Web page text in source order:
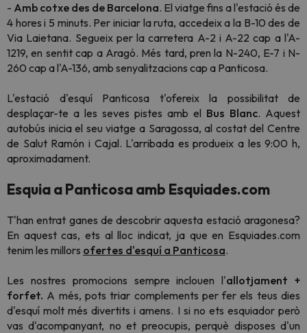
- Amb cotxe des de Barcelona. El viatge fins a l'estació és de
4 hores i 5 minuts. Per iniciar la ruta, accedeix a la B-10 des de
Via Laietana. Segueix per la carretera A-2 i A-22 cap a l'A-
1219, en sentit cap a Aragó. Més tard, pren la N-240, E-7 i N-
260 cap a l'A-136, amb senyalitzacions cap a Panticosa.
L'estació d'esquí Panticosa t'ofereix la possibilitat de
desplaçar-te a les seves pistes amb el Bus Blanc. Aquest
autobús inicia el seu viatge a Saragossa, al costat del Centre
de Salut Ramón i Cajal. L'arribada es produeix a les 9:00 h,
aproximadament.
Esquia a Panticosa amb Esquiades.com
T'han entrat ganes de descobrir aquesta estació aragonesa?
En aquest cas, ets al lloc indicat, ja que en Esquiades.com
tenim les millors ofertes d'esquí a Panticosa.
Les nostres promocions sempre inclouen l'allotjament +
forfet. A més, pots triar complements per fer els teus dies
d'esquí molt més divertits i amens. I si no ets esquiador però
vas d'acompanyant, no et preocupis, perquè disposes d'un